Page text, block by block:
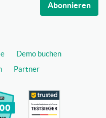
Abonnieren
Demo buchen
Partner